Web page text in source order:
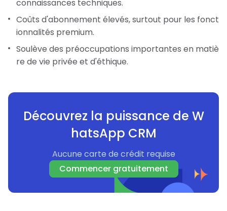
connaissances techniques.
Coûts d'abonnement élevés, surtout pour les fonct
ionnalités premium.
Soulève des préoccupations importantes en matiè
re de vie privée et d'éthique.
Découvrez la puissance de W
hatsApp CRM
Aucune carte de crédit requise
Commencer gratuitement